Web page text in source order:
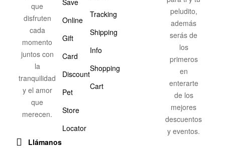
que
disfruten
cada
momento
juntos con
la
tranquilidad
y el amor
que
merecen.
Llámanos
Save
Online
Gift
Card
Discount
Pet
Store
Locator
Tracking
Shipping
Info
Shopping
Cart
peludito,
además
serás de
los
primeros
en
enterarte
de los
mejores
descuentos
y eventos.